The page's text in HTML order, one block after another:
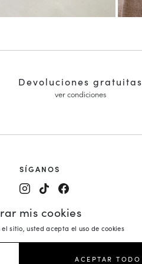
mis cookies
sitio, usted acepta el uso de cookies
ACEPTAR TODO
Devoluciones gratuitas
ver condiciones
SÍGANOS